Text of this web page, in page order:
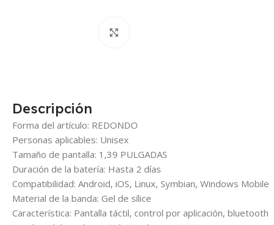
Descripción
Forma del artículo: REDONDO
Personas aplicables: Unisex
Tamaño de pantalla: 1,39 PULGADAS
Duración de la batería: Hasta 2 días
Compatibilidad: Android, iOS, Linux, Symbian, Windows Mobile
Material de la banda: Gel de sílice
Característica: Pantalla táctil, control por aplicación, bluetooth